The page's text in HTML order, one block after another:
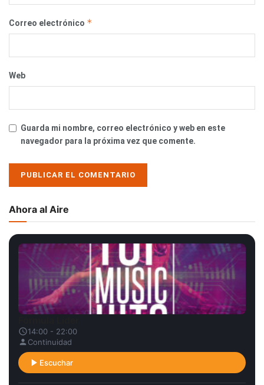
Correo electrónico *
Web
Guarda mi nombre, correo electrónico y web en este
navegador para la próxima vez que comente.
Ahora al Aire
14:00 - 22:00
Continuidad
Escuchar